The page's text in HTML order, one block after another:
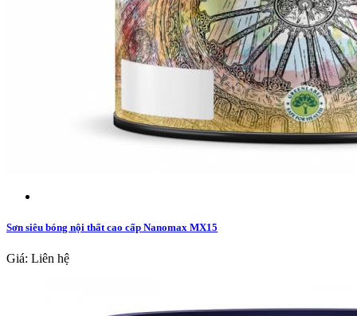
Sơn siêu bóng nội thất cao cấp Nanomax MX15
Giá: Liên hệ